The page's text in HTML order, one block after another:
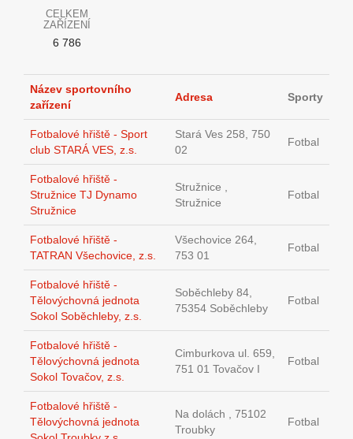
CELKEM
ZAŘÍZENÍ
6 786
Název sportovního
zařízení
Adresa Sporty
Fotbalové hřiště - Sport
club STARÁ VES, z.s.
Stará Ves 258, 750
02
Fotbal
Fotbalové hřiště -
Stružnice TJ Dynamo
Stružnice
Stružnice ,
Stružnice
Fotbal
Fotbalové hřiště -
TATRAN Všechovice, z.s.
Všechovice 264,
753 01
Fotbal
Fotbalové hřiště -
Tělovýchovná jednota
Sokol Soběchleby, z.s.
Soběchleby 84,
75354 Soběchleby
Fotbal
Fotbalové hřiště -
Tělovýchovná jednota
Sokol Tovačov, z.s.
Cimburkova ul. 659,
751 01 Tovačov I
Fotbal
Fotbalové hřiště -
Tělovýchovná jednota
Na dolách , 75102
Troubky
Fotbal